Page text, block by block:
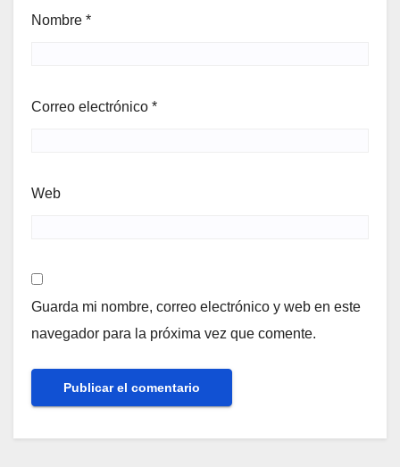
Nombre *
Correo electrónico *
Web
Guarda mi nombre, correo electrónico y web en este
navegador para la próxima vez que comente.